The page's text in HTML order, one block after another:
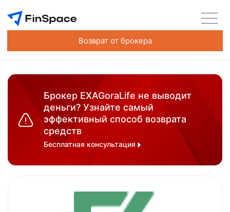
Возврат от брокера
Брокер EXAGoraLife не выводит
деньги? Узнайте самый
эффективный способ возврата
средств
Бесплатная консультация